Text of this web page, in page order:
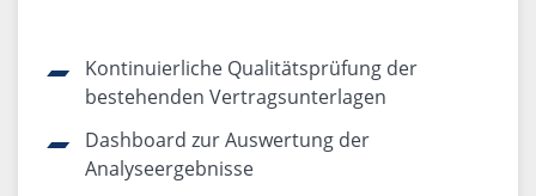
Kontinuierliche Qualitätsprüfung der
bestehenden Vertragsunterlagen
Dashboard zur Auswertung der
Analyseergebnisse